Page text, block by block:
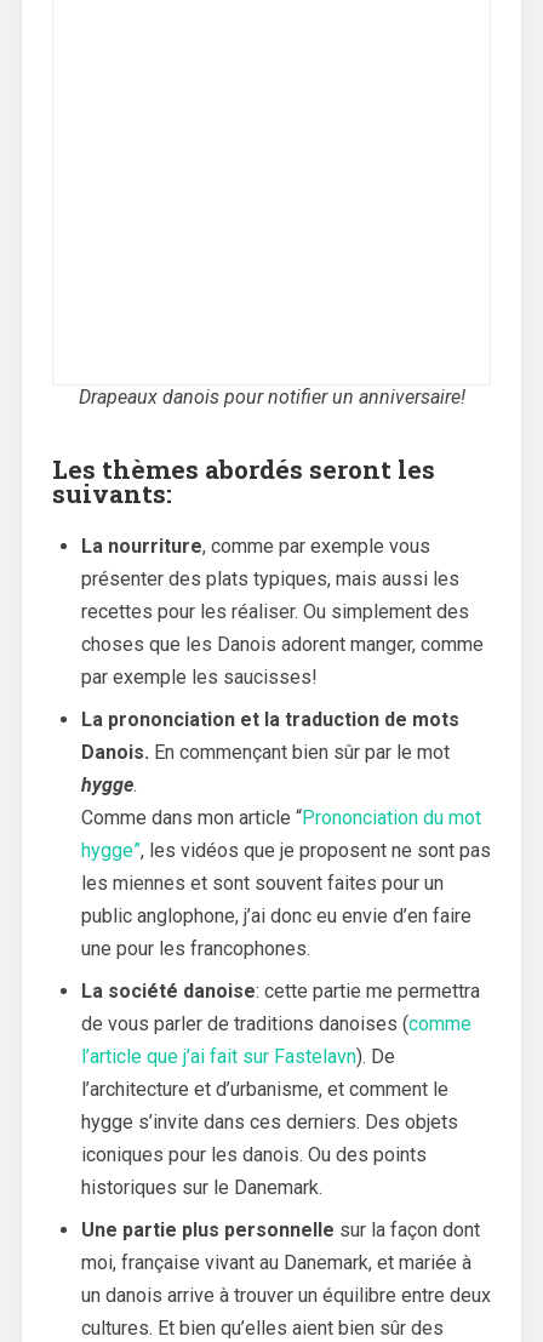
Drapeaux danois pour notifier un anniversaire!
Les thèmes abordés seront les
suivants:
La nourriture, comme par exemple vous
présenter des plats typiques, mais aussi les
recettes pour les réaliser. Ou simplement des
choses que les Danois adorent manger, comme
par exemple les saucisses!
La prononciation et la traduction de mots
Danois. En commençant bien sûr par le mot
hygge.
Comme dans mon article “Prononciation du mot
hygge”, les vidéos que je proposent ne sont pas
les miennes et sont souvent faites pour un
public anglophone, j’ai donc eu envie d’en faire
une pour les francophones.
La société danoise: cette partie me permettra
de vous parler de traditions danoises (comme
l’article que j’ai fait sur Fastelavn). De
l’architecture et d’urbanisme, et comment le
hygge s’invite dans ces derniers. Des objets
iconiques pour les danois. Ou des points
historiques sur le Danemark.
Une partie plus personnelle sur la façon dont
moi, française vivant au Danemark, et mariée à
un danois arrive à trouver un équilibre entre deux
cultures. Et bien qu’elles aient bien sûr des